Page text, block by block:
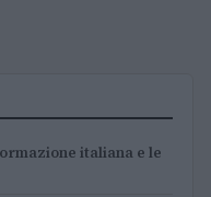
italiana e le